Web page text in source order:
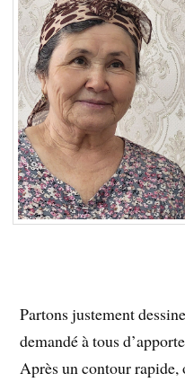
Partons justement
demandé à tous
Après un contour rapide,